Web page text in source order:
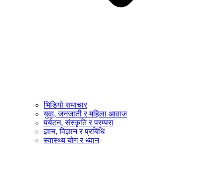
भिडियो समाचार
युवा, जनजाती र महिला आवाज
पर्यटन, संस्कृति र परम्परा
ज्ञान, विज्ञान र प्रबिधि
स्वास्थ्य योग र ध्यान